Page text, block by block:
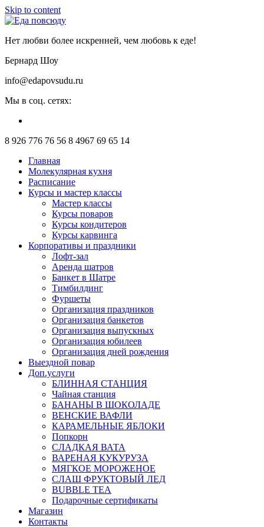
Skip to content
Нет любви более искренней, чем любовь к еде!
Бернард Шоу
info@edapovsudu.ru
Мы в соц. сетях:
8 926 776 76 56 8 4967 69 65 14
Главная
Молекулярная кухня
Расписание
Курсы и мастер классы
Мастер классы
Курсы поваров
Курсы кондитеров
Курсы карвинга
Корпоративы и праздники
Лофт-зал
Аренда шатров
Банкет в Шатре
Тимбилдинг
Фуршеты
Организация праздников
Организация банкетов
Организация выпускных
Организация юбилеев
Организация дней рождения
Выездной повар
Доп.услуги
БЛИННАЯ СТАНЦИЯ
Чайная станция
БАНАНЫ В ШОКОЛАДЕ
ВЕНСКИЕ ВАФЛИ
КАРАМЕЛЬНЫЕ ЯБЛОКИ
Попкорн
СЛАДКАЯ ВАТА
ВАРЕНАЯ КУКУРУЗА
МЯГКОЕ МОРОЖЕНОЕ
СЛАШ ФРУКТОВЫЙ ЛЕД
BUBBLE TEA
Подарочные сертификаты
Магазин
Контакты